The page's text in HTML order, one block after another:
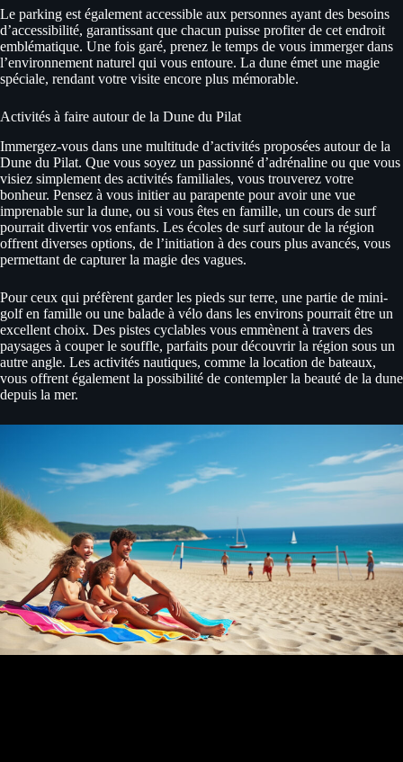
Le parking est également accessible aux personnes ayant des besoins
d’accessibilité, garantissant que chacun puisse profiter de cet endroit
emblématique. Une fois garé, prenez le temps de vous immerger dans
l’environnement naturel qui vous entoure. La dune émet une magie
spéciale, rendant votre visite encore plus mémorable.
Activités à faire autour de la Dune du Pilat
Immergez-vous dans une multitude d’activités proposées autour de la
Dune du Pilat. Que vous soyez un passionné d’adrénaline ou que vous
visiez simplement des activités familiales, vous trouverez votre
bonheur. Pensez à vous initier au parapente pour avoir une vue
imprenable sur la dune, ou si vous êtes en famille, un cours de surf
pourrait divertir vos enfants. Les écoles de surf autour de la région
offrent diverses options, de l’initiation à des cours plus avancés, vous
permettant de capturer la magie des vagues.
Pour ceux qui préfèrent garder les pieds sur terre, une partie de mini-
golf en famille ou une balade à vélo dans les environs pourrait être un
excellent choix. Des pistes cyclables vous emmènent à travers des
paysages à couper le souffle, parfaits pour découvrir la région sous un
autre angle. Les activités nautiques, comme la location de bateaux,
vous offrent également la possibilité de contempler la beauté de la dune
depuis la mer.